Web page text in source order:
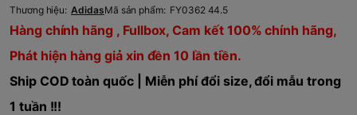
Thương hiệu: AdidasMã sản phẩm: FY0362 44.5
Hàng chính hãng , Fullbox, Cam kết 100% chính hãng,
Phát hiện hàng giả xin đền 10 lần tiền.
Ship COD toàn quốc | Miễn phí đổi size, đổi mẫu trong
1 tuần !!!